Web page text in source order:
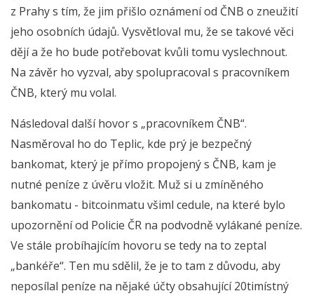
z Prahy s tím, že jim přišlo oznámení od ČNB o zneužití
jeho osobních údajů. Vysvětloval mu, že se takové věci
dějí a že ho bude potřebovat kvůli tomu vyslechnout.
Na závěr ho vyzval, aby spolupracoval s pracovníkem
ČNB, který mu volal.
Následoval další hovor s „pracovníkem ČNB“.
Nasměroval ho do Teplic, kde prý je bezpečný
bankomat, který je přímo propojený s ČNB, kam je
nutné peníze z úvěru vložit. Muž si u zmíněného
bankomatu - bitcoinmatu všiml cedule, na které bylo
upozornění od Policie ČR na podvodně vylákané peníze.
Ve stále probíhajícím hovoru se tedy na to zeptal
„bankéře“. Ten mu sdělil, že je to tam z důvodu, aby
neposílal peníze na nějaké účty obsahující 20timístný